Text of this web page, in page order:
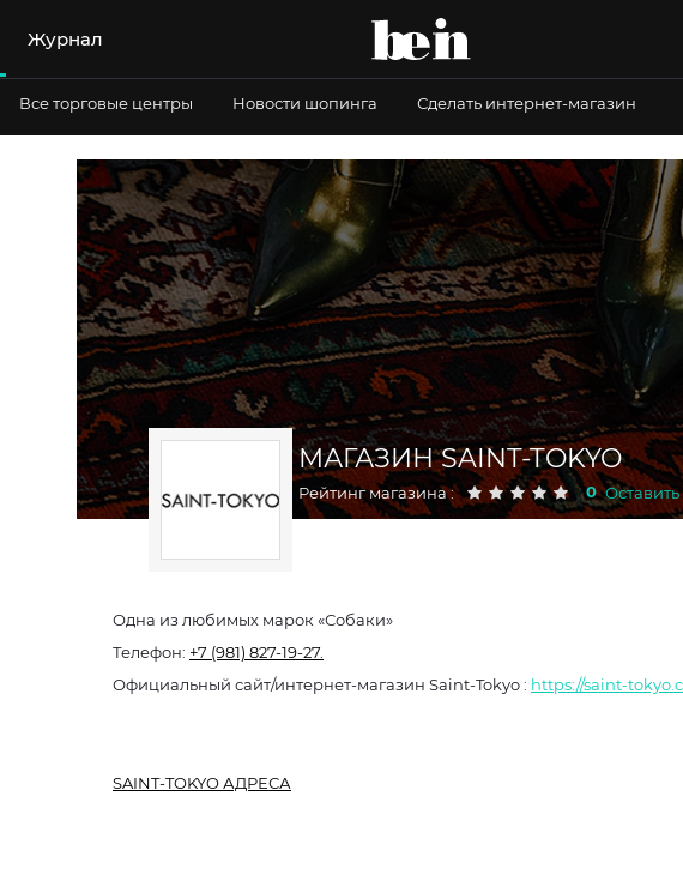
Журнал
Все торговые центры Новости шопинга Сделать интернет-магазин
МАГАЗИН SAINT-TOKYO
Рейтинг магазина : 0 Оставить
Одна из любимых марок «Собаки»
Телефон: +7 (981) 827-19-27.
Официальный сайт/интернет-магазин Saint-Tokyo : https://saint-
SAINT-TOKYO АДРЕСА